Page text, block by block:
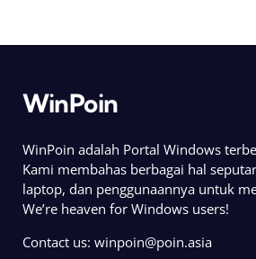
WinPoin
WinPoin adalah Portal Windows
Kami membahas berbagai hal
laptop, dan penggunaannya untuk
We’re heaven for Windows users!
Contact us: winpoin@poin.asia